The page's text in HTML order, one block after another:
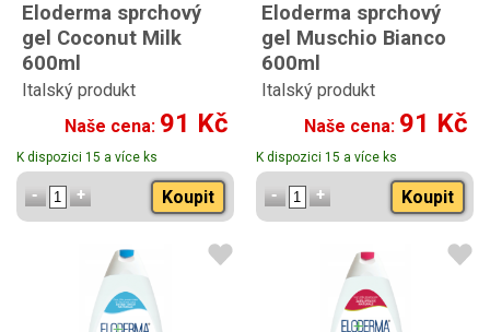
Eloderma sprchový
gel Coconut Milk
600ml
Italský produkt
Naše cena: 91 Kč
K dispozici 15 a více ks
Koupit
Eloderma sprchový
gel Muschio Bianco
600ml
Italský produkt
Naše cena: 91 Kč
K dispozici 15 a více ks
Koupit